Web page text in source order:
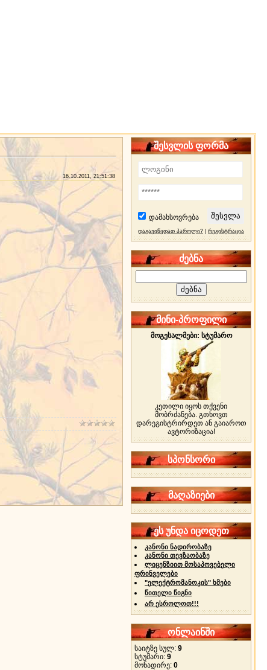
16.10.2011, 21:51:38
შესვლის ფორმა
დამახსოვრება
დაგავიწყდათ პაროლი? რეგისტრაცია
ძებნა
მინი-პროფილი
მოგესალმები: სტუმარო
კეთილი იყოს თქვენი
მობრძანება. გთხოვთ
დარეგისტრირდეთ ან გაიაროთ
ავტორიზაცია!
სპონსორი
მაღაზიები
ეს უნდა იცოდეთ
კანონი ნადირობაზე
კანონი თევზაობაზე
ლიცენზიით მოსაპოვებელი
ფრინველები
"ელექტრომანოკის" ხმები
წითელი წიგნი
არ ესროლოთ!!!
ონლაინში
საიტზე სულ: 9
სტუმარი: 9
მონადირე: 0